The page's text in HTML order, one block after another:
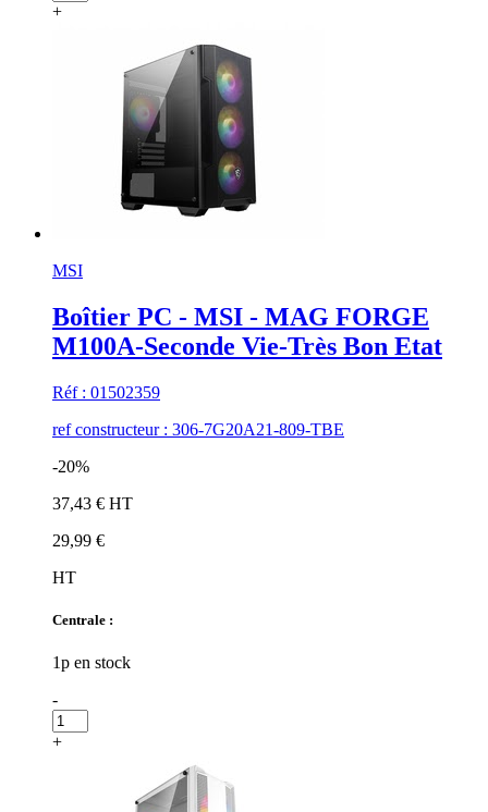
+
MSI
Boîtier PC - MSI - MAG FORGE
M100A-Seconde Vie-Très Bon Etat
Réf : 01502359
ref constructeur : 306-7G20A21-809-TBE
-20%
37,43 € HT
29,99 €
HT
Centrale :
1p en stock
-
+